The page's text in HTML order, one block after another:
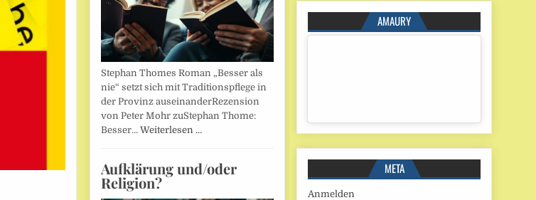
Stephan Thomes Roman „Besser als
nie“ setzt sich mit Traditionspflege in
der Provinz auseinanderRezension
von Peter Mohr zuStephan Thome:
Besser… Weiterlesen …
Aufklärung und/oder
Religion?
AMAURY
META
Anmelden